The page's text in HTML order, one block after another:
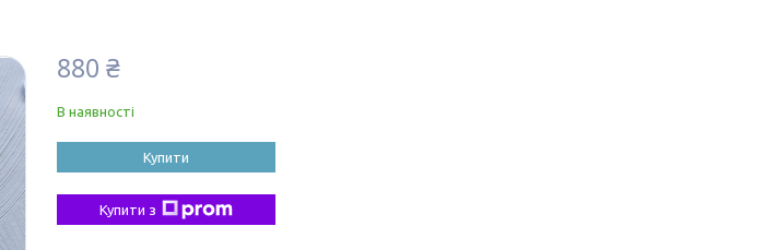
880 ₴
В наявності
Купити
Купити з